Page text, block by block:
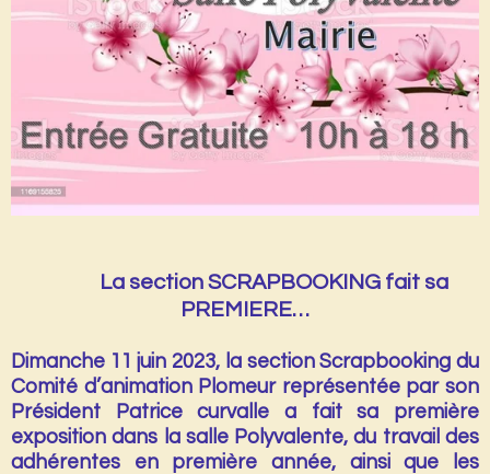
La section SCRAPBOOKING fait sa
PREMIERE…
Dimanche 11 juin 2023, la section Scrapbooking du
Comité d’animation Plomeur représentée par son
Président Patrice curvalle a fait sa première
exposition dans la salle Polyvalente, du travail des
adhérentes en première année, ainsi que les